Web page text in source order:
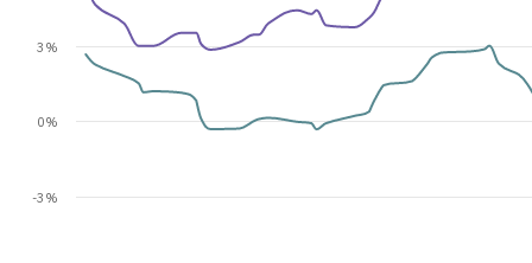
-3%
0%
3%